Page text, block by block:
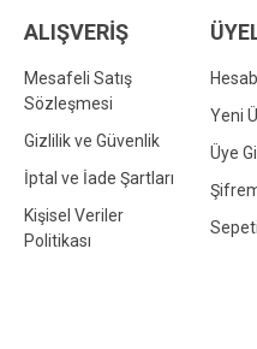
farklı alternatifler olmalı.
ALIŞVERİŞ
Mesafeli Satış
Sözleşmesi
Gizlilik ve Güvenlik
İptal ve İade Şartları
Kişisel Veriler
Politikası
Yeni
Üye